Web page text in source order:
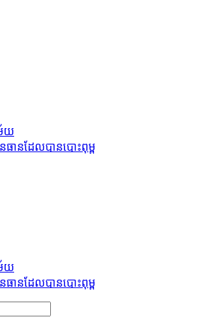
យ
ានដែលបានបោះពុម្ព
យ
ានដែលបានបោះពុម្ព